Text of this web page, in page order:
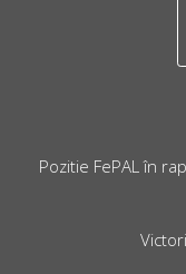
Pozitie FePAL în